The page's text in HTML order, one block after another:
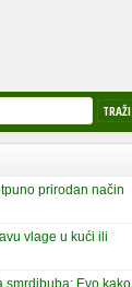
prirodan način
vlage u kući ili
smrdibuba: Evo kako